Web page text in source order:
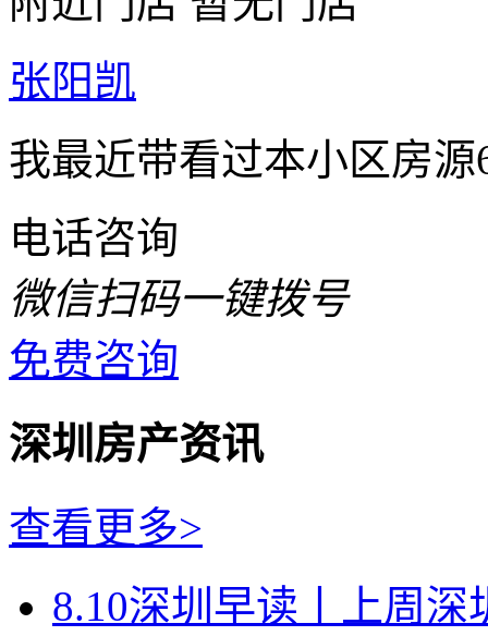
张阳凯
我最近带看过本小区房
电话咨询
微信扫码一键拨号
免费咨询
深圳房产资讯
查看更多>
8.10深圳早读丨上周